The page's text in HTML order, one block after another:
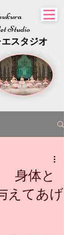
Studio
スタジオ
身体と
えてあげ